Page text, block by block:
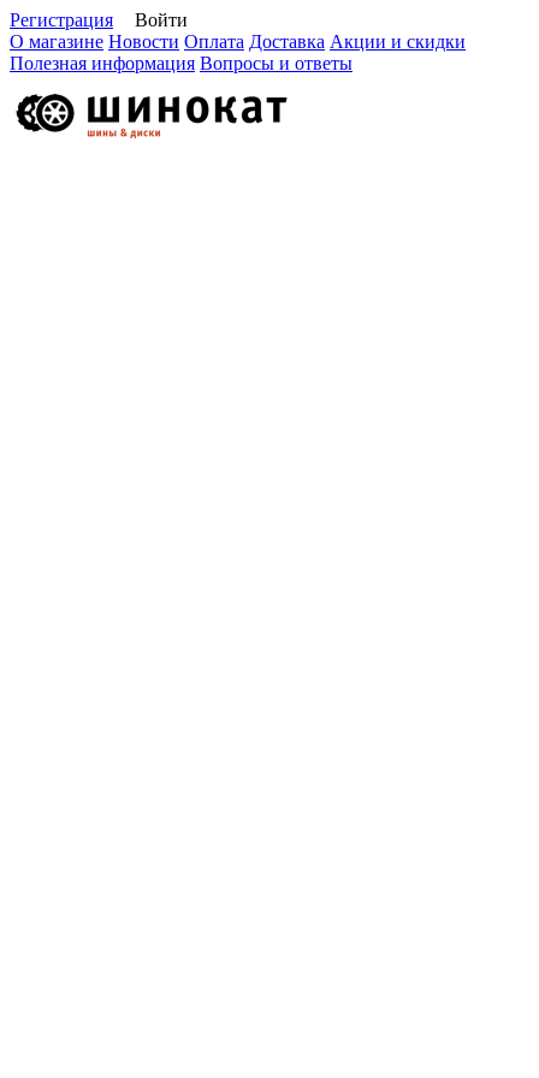
Регистрация
Войти
О магазине Новости Оплата Доставка Акции и скидки
Полезная информация Вопросы и ответы